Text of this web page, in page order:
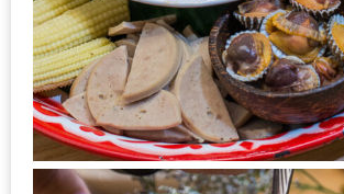
แผนที่
ร้าน
หมู
กระทะ
ทั่ว
เชียงใหม่